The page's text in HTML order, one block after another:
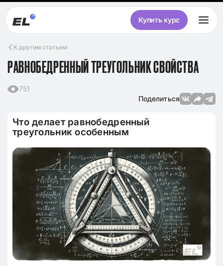
Купить курс
К другим статьям
РАВНОБЕДРЕННЫЙ ТРЕУГОЛЬНИК СВОЙСТВА
751
Поделиться
Что делает равнобедренный
треугольник особенным